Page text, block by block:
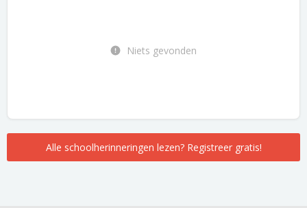
Niets gevonden
Alle schoolherinneringen lezen? Registreer gratis!